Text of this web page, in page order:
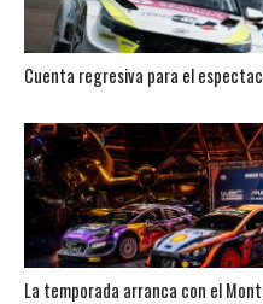
Cuenta regresiva para el
La temporada arranca con el